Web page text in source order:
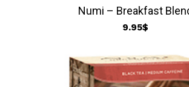
Numi – Breakfast
9.95$